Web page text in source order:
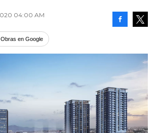
04:00 AM
en Google